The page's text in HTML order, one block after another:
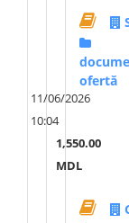
ofertă
11/06/2026
10:04
1,550.00
MDL